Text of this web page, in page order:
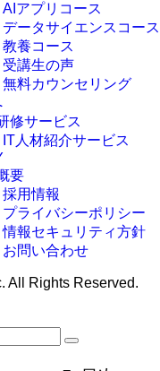
AIアプリコース
データサイエンスコース
教養コース
受講生の声
無料カウンセリング
修サービス
IT人材紹介サービス
要
採用情報
プライバシーポリシー
情報セキュリティ方針
お問い合わせ
All Rights Reserved.